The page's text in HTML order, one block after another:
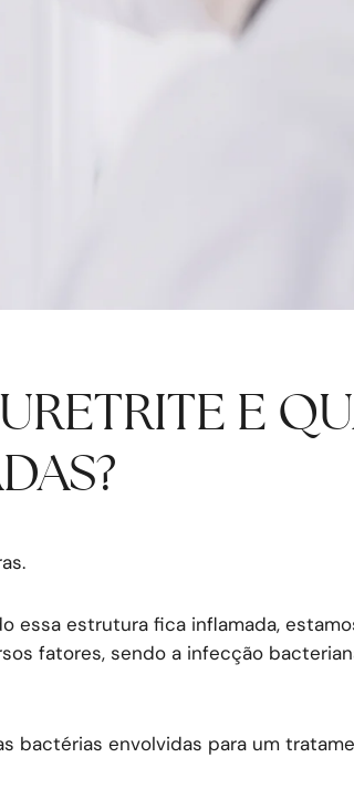
E
essa estrutura fica inflamada,
fatores, sendo a infecção
bactérias envolvidas para um